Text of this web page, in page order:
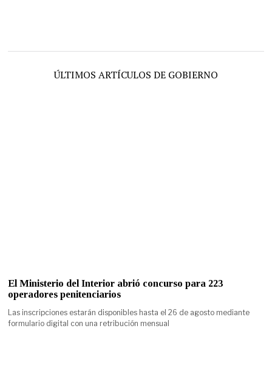
ÚLTIMOS ARTÍCULOS DE GOBIERNO
El Ministerio del Interior abrió concurso para 223
operadores penitenciarios
Las inscripciones estarán disponibles hasta el 26 de agosto mediante
formulario digital con una retribución mensual